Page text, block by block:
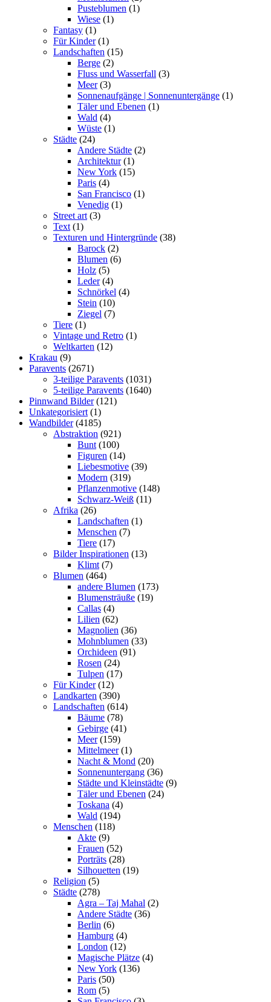
Pusteblumen (1)
Wiese (1)
Fantasy (1)
Für Kinder (1)
Landschaften (15)
Berge (2)
Fluss und Wasserfall (3)
Meer (3)
Sonnenaufgänge | Sonnenuntergänge (1)
Täler und Ebenen (1)
Wald (4)
Wüste (1)
Städte (24)
Andere Städte (2)
Architektur (1)
New York (15)
Paris (4)
San Francisco (1)
Venedig (1)
Street art (3)
Text (1)
Texturen und Hintergründe (38)
Barock (2)
Blumen (6)
Holz (5)
Leder (4)
Schnörkel (4)
Stein (10)
Ziegel (7)
Tiere (1)
Vintage und Retro (1)
Weltkarten (12)
Krakau (9)
Paravents (2671)
3-teilige Paravents (1031)
5-teilige Paravents (1640)
Pinnwand Bilder (121)
Unkategorisiert (1)
Wandbilder (4185)
Abstraktion (921)
Bunt (100)
Figuren (14)
Liebesmotive (39)
Modern (319)
Pflanzenmotive (148)
Schwarz-Weiß (11)
Afrika (26)
Landschaften (1)
Menschen (7)
Tiere (17)
Bilder Inspirationen (13)
Klimt (7)
Blumen (464)
andere Blumen (173)
Blumensträuße (19)
Callas (4)
Lilien (62)
Magnolien (36)
Mohnblumen (33)
Orchideen (91)
Rosen (24)
Tulpen (17)
Für Kinder (12)
Landkarten (390)
Landschaften (614)
Bäume (78)
Gebirge (41)
Meer (159)
Mittelmeer (1)
Nacht & Mond (20)
Sonnenuntergang (36)
Städte und Kleinstädte (9)
Täler und Ebenen (24)
Toskana (4)
Wald (194)
Menschen (118)
Akte (9)
Frauen (52)
Porträts (28)
Silhouetten (19)
Religion (5)
Städte (278)
Agra – Taj Mahal (2)
Andere Städte (36)
Berlin (6)
Hamburg (4)
London (12)
Magische Plätze (4)
New York (136)
Paris (50)
Rom (5)